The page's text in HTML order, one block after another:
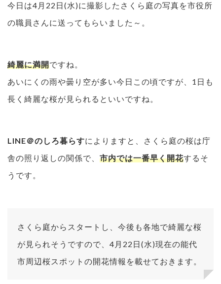
今日は4月22日(水)に撮影したさくら庭の写真を市役所
の職員さんに送ってもらいました～。
綺麗に満開ですね。
あいにくの雨や曇り空が多い今日この頃ですが、1日も
長く綺麗な桜が見られるといいですね。
LINE＠のしろ暮らすによりますと、さくら庭の桜は庁
舎の照り返しの関係で、 市内では一番早く開花するそ
うです。
さくら庭からスタートし、今後も各地で綺麗な桜
が見られそうですので、4月22日(水)現在の能代
市周辺桜スポットの開花情報を載せておきます。